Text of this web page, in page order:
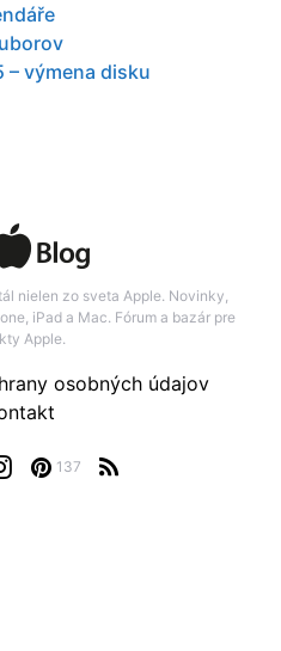
– výmena disku
nielen zo sveta Apple. Novinky,
iPad a Mac. Fórum a bazár pre
Apple.
137
osobných údajov